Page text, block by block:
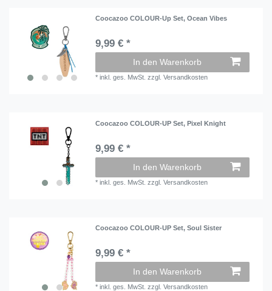
Coocazoo COLOUR-Up Set, Ocean Vibes
9,99 € *
In den Warenkorb
*inkl. ges. MwSt. zzgl.Versandkosten
Coocazoo COLOUR-UP Set, Pixel Knight
9,99 € *
In den Warenkorb
*inkl. ges. MwSt. zzgl.Versandkosten
Coocazoo COLOUR-UP Set, Soul Sister
9,99 € *
In den Warenkorb
*inkl. ges. MwSt. zzgl.Versandkosten